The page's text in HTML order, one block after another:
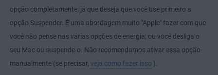
opção completamente, já que deseja que você use primeiro a
opção Suspender. É uma abordagem muito "Apple" fazer com que
você não pense nas várias opções de energia; ou você desliga o
seu Mac ou suspende-o. Não recomendamos ativar essa opção
manualmente (se precisar, veja como fazer isso ).